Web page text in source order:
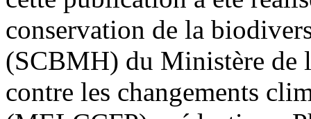
conservation de la
(SCBMH) du Ministère de
contre les changements